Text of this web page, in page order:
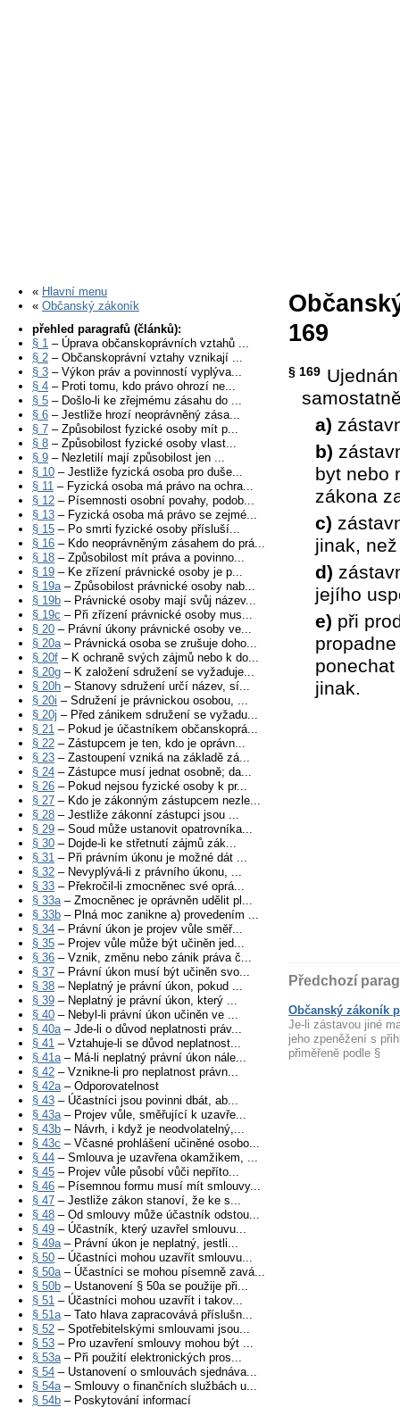
« Hlavní menu
« Občanský zákoník
přehled paragrafů (článků):
§ 1 – Úprava občanskoprávních vztahů ...
§ 2 – Občanskoprávní vztahy vznikají ...
§ 3 – Výkon práv a povinností vyplýva...
§ 4 – Proti tomu, kdo právo ohrozí ne...
§ 5 – Došlo-li ke zřejmému zásahu do ...
§ 6 – Jestliže hrozí neoprávněný zása...
§ 7 – Způsobilost fyzické osoby mít p...
§ 8 – Způsobilost fyzické osoby vlast...
§ 9 – Nezletilí mají způsobilost jen ...
§ 10 – Jestliže fyzická osoba pro duše...
§ 11 – Fyzická osoba má právo na ochra...
§ 12 – Písemnosti osobní povahy, podob...
§ 13 – Fyzická osoba má právo se zejmé...
§ 15 – Po smrti fyzické osoby přísluší...
§ 16 – Kdo neoprávněným zásahem do prá...
§ 18 – Způsobilost mít práva a povinno...
§ 19 – Ke zřízení právnické osoby je p...
§ 19a– Způsobilost právnické osoby nab...
§ 19b – Právnické osoby mají svůj název...
§ 19c – Při zřízení právnické osoby mus...
§ 20 – Právní úkony právnické osoby ve...
§ 20a– Právnická osoba se zrušuje doho...
§ 20f – K ochraně svých zájmů nebo k do...
§ 20g – K založení sdružení se vyžaduje...
§ 20h – Stanovy sdružení určí název, sí...
§ 20i – Sdružení je právnickou osobou, ...
§ 20j – Před zánikem sdružení se vyžadu...
§ 21 – Pokud je účastníkem občanskoprá...
§ 22 – Zástupcem je ten, kdo je oprávn...
§ 23 – Zastoupení vzniká na základě zá...
§ 24 – Zástupce musí jednat osobně; da...
§ 26 – Pokud nejsou fyzické osoby k pr...
§ 27 – Kdo je zákonným zástupcem nezle...
§ 28 – Jestliže zákonní zástupci jsou ...
§ 29 – Soud může ustanovit opatrovníka...
§ 30 – Dojde-li ke střetnutí zájmů zák...
§ 31 – Při právním úkonu je možné dát ...
§ 32 – Nevyplývá-li z právního úkonu, ...
§ 33 – Překročil-li zmocněnec své oprá...
§ 33a– Zmocněnec je oprávněn udělit pl...
§ 33b – Plná moc zanikne a) provedením ...
§ 34 – Právní úkon je projev vůle směř...
§ 35 – Projev vůle může být učiněn jed...
§ 36 – Vznik, změnu nebo zánik práva č...
§ 37 – Právní úkon musí být učiněn svo...
§ 38 – Neplatný je právní úkon, pokud ...
§ 39 – Neplatný je právní úkon, který ...
§ 40 – Nebyl-li právní úkon učiněn ve ...
§ 40a– Jde-li o důvod neplatnosti práv...
§ 41 – Vztahuje-li se důvod neplatnost...
§ 41a– Má-li neplatný právní úkon nále...
§ 42 – Vznikne-li pro neplatnost právn...
§ 42a– Odporovatelnost
§ 43 – Účastníci jsou povinni dbát, ab...
§ 43a– Projev vůle, směřující k uzavře...
§ 43b – Návrh, i když je neodvolatelný,...
§ 43c – Včasné prohlášení učiněné osobo...
§ 44 – Smlouva je uzavřena okamžikem, ...
§ 45 – Projev vůle působí vůči nepříto...
§ 46 – Písemnou formu musí mít smlouvy...
§ 47 – Jestliže zákon stanoví, že ke s...
§ 48 – Od smlouvy může účastník odstou...
§ 49 – Účastník, který uzavřel smlouvu...
§ 49a– Právní úkon je neplatný, jestli...
§ 50 – Účastníci mohou uzavřít smlouvu...
§ 50a– Účastníci se mohou písemně zavá...
§ 50b – Ustanovení § 50a se použije při...
§ 51 – Účastníci mohou uzavřít i takov...
§ 51a– Tato hlava zapracovává příslušn...
§ 52 – Spotřebitelskými smlouvami jsou...
§ 53 – Pro uzavření smlouvy mohou být ...
§ 53a– Při použití elektronických pros...
§ 54 – Ustanovení o smlouvách sjednáva...
§ 54a– Smlouvy o finančních službách u...
§ 54b – Poskytování informací
169
§ 169
a)
b)
byt nebo
zákona
c)
jinak,
d)
jejího
e) při
jinak.
Předchozí
Občanský zákoník
Je-li zástavou jiné
jeho zpeněžení s
přiměřeně podle §